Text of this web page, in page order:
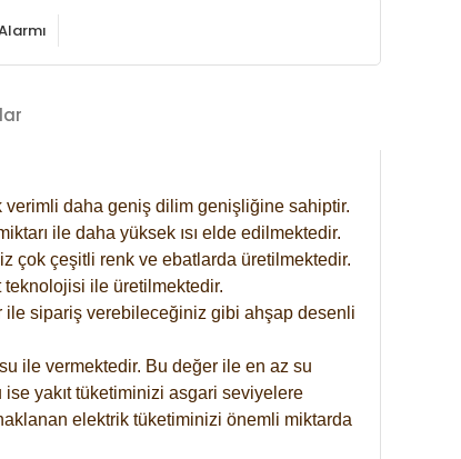
daha geniş dilim genişliğine sahiptir.
ile daha yüksek ısı elde edilmektedir.
çok çeşitli renk ve ebatlarda üretilmektedir.
ile üretilmektedir.
ile sipariş verebileceğiniz gibi ahşap desenli
ile vermektedir. Bu değer ile en az su
ise yakıt tüketiminizi asgari seviyelere
elektrik tüketiminizi önemli miktarda